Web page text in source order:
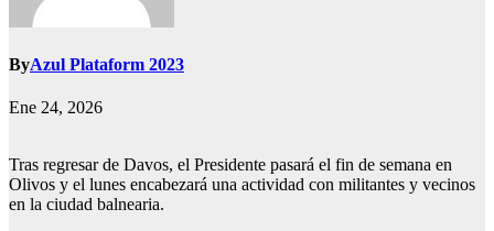
ByAzul Plataform 2023
Ene 24, 2026
Tras regresar de Davos, el Presidente pasará el fin de semana en
Olivos y el lunes encabezará una actividad con militantes y vecinos
en la ciudad balnearia.